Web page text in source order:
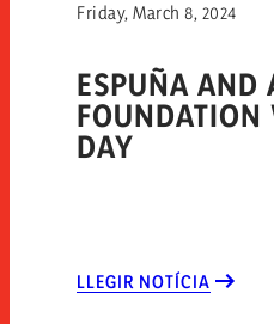
ESPUÑA AND
DAY
Friday, March 8, 2024
LLEGIR NOTÍCIA